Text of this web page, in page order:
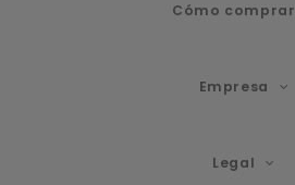
Cómo comprar
Empresa
Legal